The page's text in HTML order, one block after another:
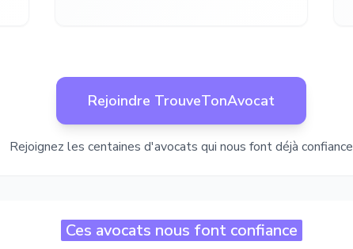
Rejoindre TrouveTonAvocat
Rejoignez les centaines d'avocats qui nous font déjà confiance
Ces avocats nous font confiance